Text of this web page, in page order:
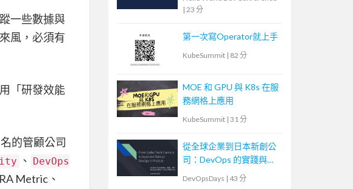
一些數據與
風，必須有
「研發效能
的管顧公司
、 DevOps
Metric、
| 23 分
第一次寫Operator就上手
KubeSummit | 82 分
MOE 和 GPU 與 K8s 在服
務網格上應用
KubeSummit | 31 分
從全球企業到日本新創公
司：DevOps 的實踐與調
DevOpsDays | 43 分